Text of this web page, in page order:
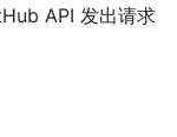
API 发出请求